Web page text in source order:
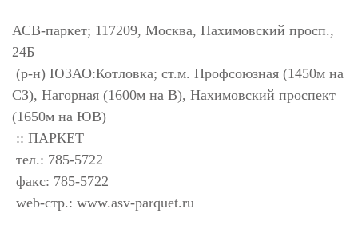
АСВ-паркет; 117209, Москва, Нахимовский просп.,
24Б
(р-н) ЮЗАО:Котловка; ст.м. Профсоюзная (1450м на
СЗ), Нагорная (1600м на В), Нахимовский проспект
(1650м на ЮВ)
:: ПАРКЕТ
тел.: 785-5722
факс: 785-5722
web-стр.: www.asv-parquet.ru